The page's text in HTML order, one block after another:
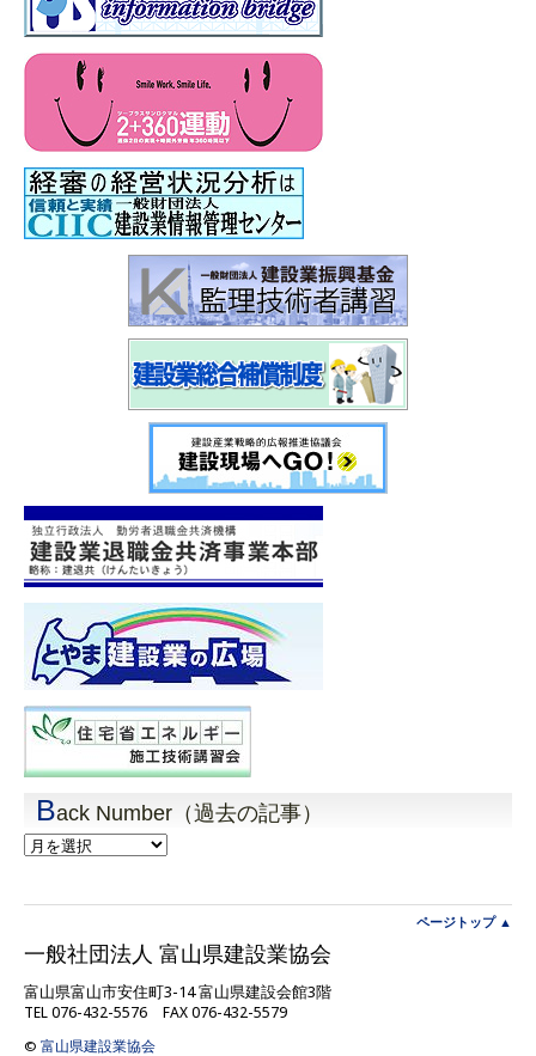
Back Number（過去の記事）
Back
Number（過
の
事）
ページトップ ▲
一般社団法人 富山県建設業協会
富山県富山市安住町3-14 富山県建設会館3階
TEL 076-432-5576 FAX 076-432-5579
© 富山県建設業協会